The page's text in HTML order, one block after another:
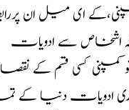
ای میل ان
اشخاص سے ادویات
کسی قسم کے
ادویات دنیا